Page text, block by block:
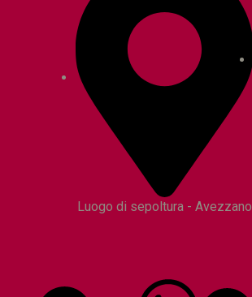
Luogo di sepoltura - Avezzano